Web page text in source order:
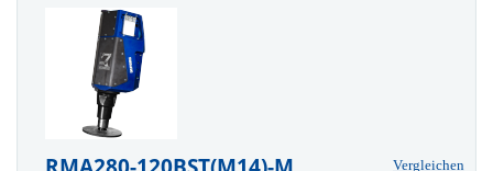
Vergleichen